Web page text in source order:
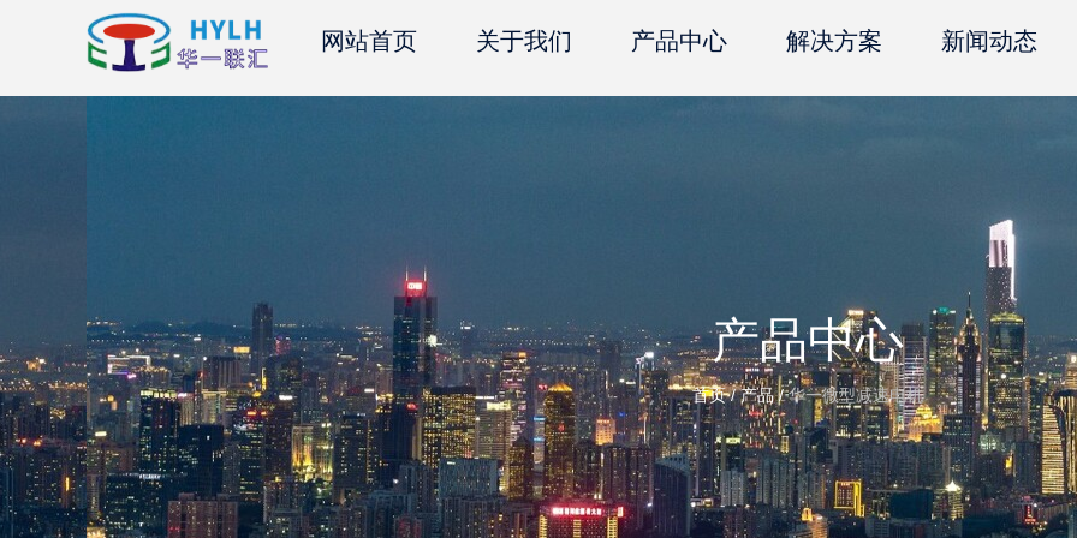
网站首页 关于我们 产品中心 解决方案 新闻动态
产品中心
首页/产品 /华一微型减速电机